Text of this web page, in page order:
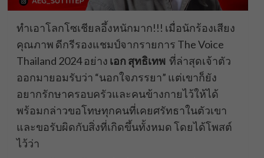
ทำเอาโลกโซเชียลอึ้งหนักมาก!!! เมื่อนักร้องเสียง
คุณภาพ ดีกรีรองแชมป์จากรายการ The Voice
Thailand 2024 อย่าง เอก สุทธิเทพที่ล่าสุดเจ้าตัว
ออกมายอมรับว่า “นอกใจภรรยา” แต่เขาก็ยัง
อยากรักษาครอบครัวและคนข้างกายไว้ให้ได้
พร้อมกล่าวขอโทษทุกคนที่เคยศรัทธาในตัวเขา
และขอรับผิดกับสิ่งที่เกิดขึ้นทั้งหมด โดยได้โพสต์
ไว้ว่า